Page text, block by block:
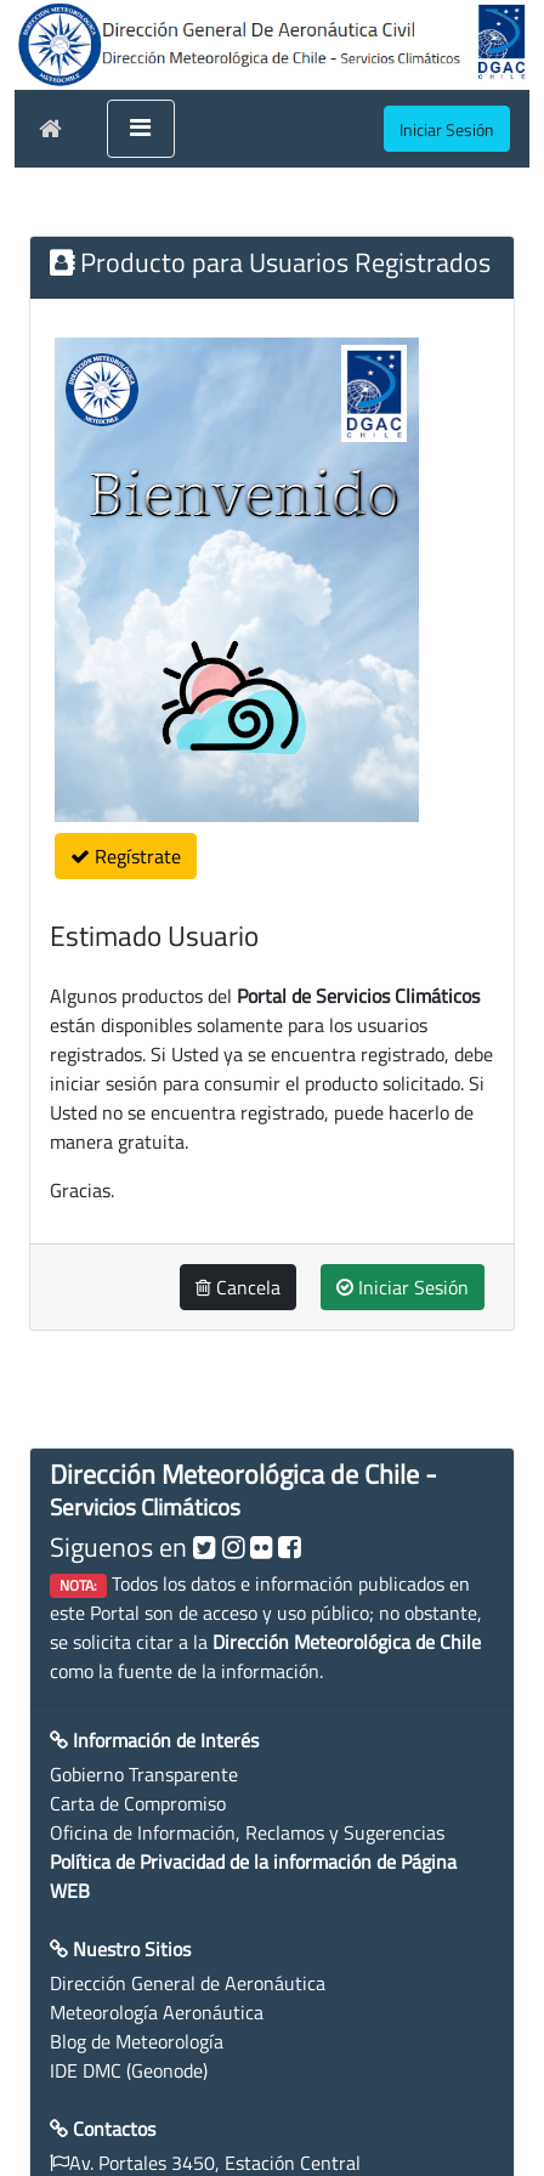
Iniciar Sesión
Producto para Usuarios Registrados
Regístrate
Estimado Usuario
Algunos productos del Portal de Servicios Climáticos
están disponibles solamente para los usuarios
registrados. Si Usted ya se encuentra registrado, debe
iniciar sesión para consumir el producto solicitado. Si
Usted no se encuentra registrado, puede hacerlo de
manera gratuita.
Gracias.
Cancela Iniciar Sesión
Dirección Meteorológica de Chile -
Servicios Climáticos
Siguenos en
NOTA: Todos los datos e información publicados en
este Portal son de acceso y uso público; no obstante,
se solicita citar a la Dirección Meteorológica de Chile
como la fuente de la información.
Información de Interés
Gobierno Transparente
Carta de Compromiso
Oficina de Información, Reclamos y Sugerencias
Política de Privacidad de la información de Página
WEB
Nuestro Sitios
Dirección General de Aeronáutica
Meteorología Aeronáutica
Blog de Meteorología
IDE DMC (Geonode)
Contactos
Av. Portales 3450, Estación Central